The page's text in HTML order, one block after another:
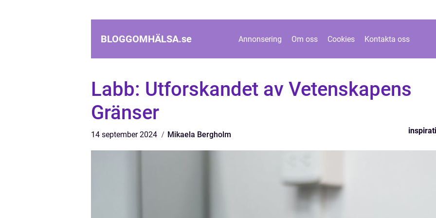
BLOGGOMHÄLSA.se Annonsering Om oss Cookies Kontakta oss
Labb: Utforskandet av Vetenskapens
Gränser
14 september 2024 Mikaela Bergholm